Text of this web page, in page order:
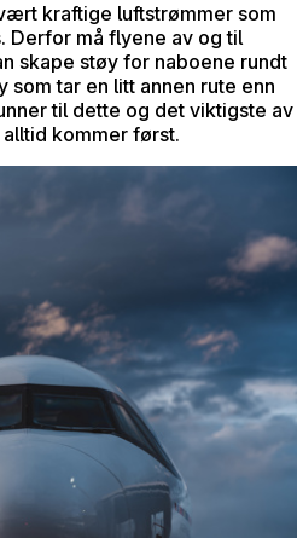
kraftige luftstrømmer som
Derfor må flyene av og til
skape støy for naboene rundt
som tar en litt annen rute enn
til dette og det viktigste av
kommer først.